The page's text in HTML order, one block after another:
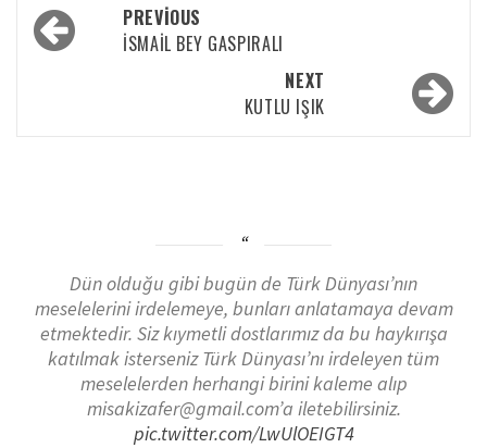
PREVIOUS
İSMAIL BEY GASPIRALI
NEXT
KUTLU IŞIK
Dün olduğu gibi bugün de Türk Dünyası’nın
meselelerini irdelemeye, bunları anlatamaya devam
etmektedir. Siz kıymetli dostlarımız da bu haykırışa
katılmak isterseniz Türk Dünyası’nı irdeleyen tüm
meselelerden herhangi birini kaleme alıp
misakizafer@gmail.com’a iletebilirsiniz.
pic.twitter.com/LwUlOEIGT4